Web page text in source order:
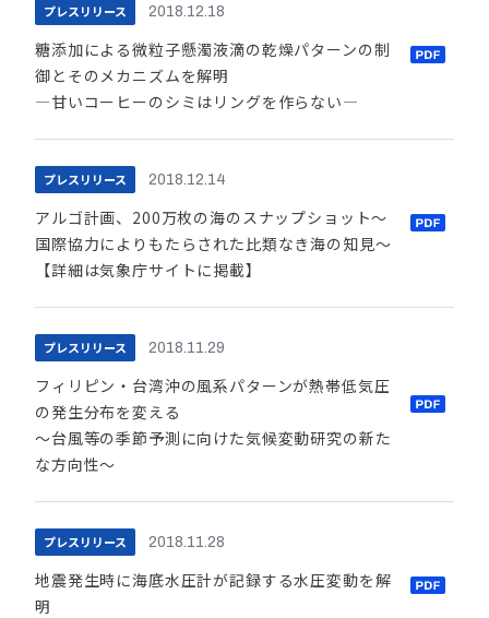
プレスリリース 2018.12.18
糖添加による微粒子懸濁液滴の乾燥パターンの制
御とそのメカニズムを解明
―甘いコーヒーのシミはリングを作らない―
プレスリリース 2018.12.14
アルゴ計画、200万枚の海のスナップショット～
国際協力によりもたらされた比類なき海の知見～
【詳細は気象庁サイトに掲載】
プレスリリース 2018.11.29
フィリピン・台湾沖の風系パターンが熱帯低気圧
の発生分布を変える
～台風等の季節予測に向けた気候変動研究の新た
な方向性～
プレスリリース 2018.11.28
地震発生時に海底水圧計が記録する水圧変動を解
明